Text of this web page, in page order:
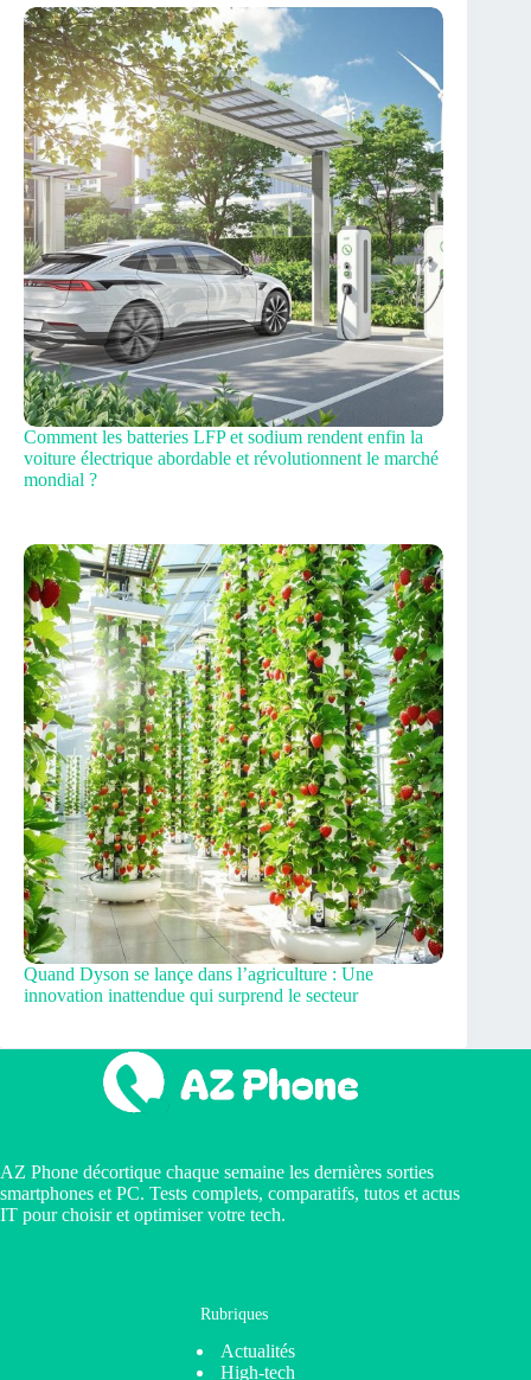
Comment les batteries LFP et sodium rendent enfin la
voiture électrique abordable et révolutionnent le marché
mondial ?
Quand Dyson se lançe dans l’agriculture : Une
innovation inattendue qui surprend le secteur
AZ Phone décortique chaque semaine les dernières sorties
smartphones et PC. Tests complets, comparatifs, tutos et actus
IT pour choisir et optimiser votre tech.
Rubriques
Actualités
High-tech